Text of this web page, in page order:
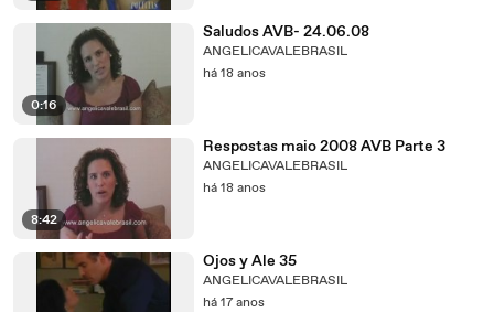
0:16
Saludos AVB- 24.06.08
ANGELICAVALEBRASIL
há 18 anos
8:42
Respostas maio 2008 AVB Parte 3
ANGELICAVALEBRASIL
há 18 anos
Ojos y Ale 35
ANGELICAVALEBRASIL
há 17 anos